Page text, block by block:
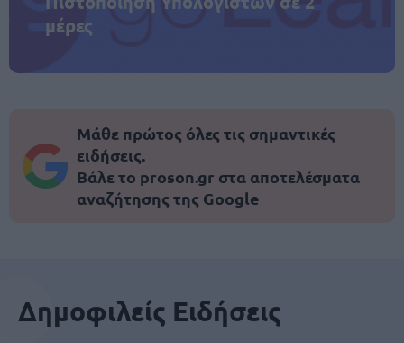
μέρες
Μάθε πρώτος όλες τις σημαντικές
ειδήσεις.
Βάλε το proson.gr στα αποτελέσματα
αναζήτησης της Google
Δημοφιλείς Ειδήσεις